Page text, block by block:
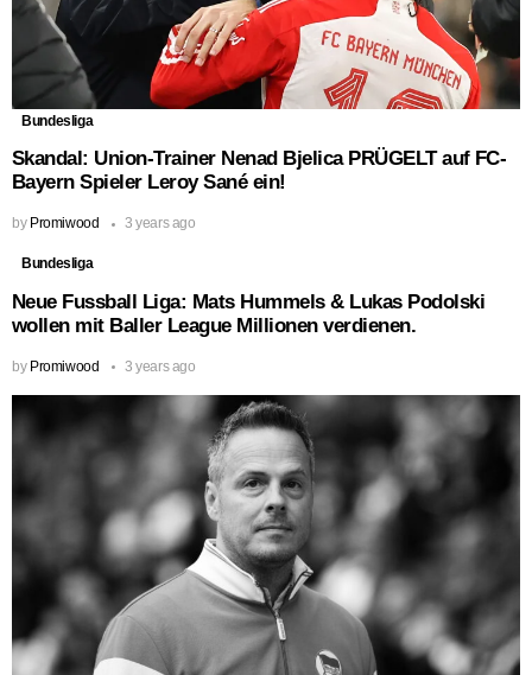
Bundesliga
Skandal: Union-Trainer Nenad Bjelica PRÜGELT auf FC-
Bayern Spieler Leroy Sané ein!
by Promiwood 3 years ago
Bundesliga
Neue Fussball Liga: Mats Hummels & Lukas Podolski
wollen mit Baller League Millionen verdienen.
by Promiwood 3 years ago